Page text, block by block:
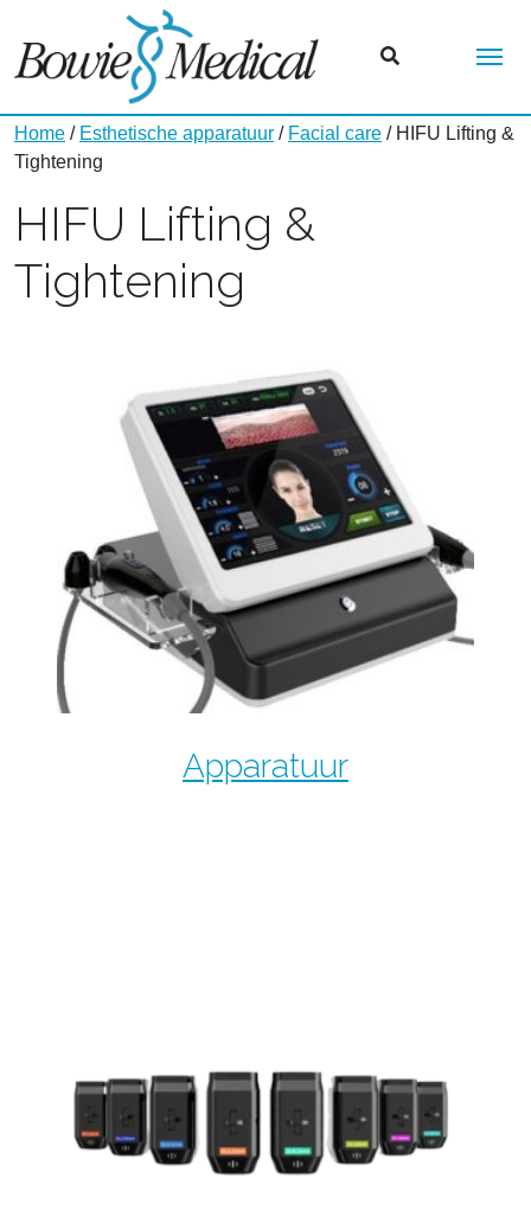
Home / Esthetische apparatuur / Facial care / HIFU Lifting &
Tightening
HIFU Lifting &
Tightening
Apparatuur